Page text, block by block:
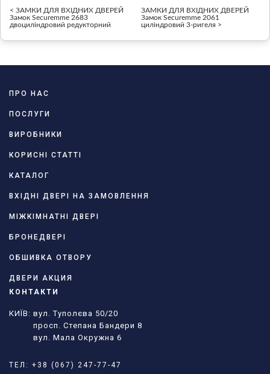
< ЗАМКИ ДЛЯ ВХІДНИХ ДВЕРЕЙ
Замок Securemme 2683
двоциліндровий редукторний
ЗАМКИ ДЛЯ ВХІДНИХ ДВЕРЕЙ
Замок Securemme 2061
циліндровий 3-ригеля >
ПРО НАС
ПОСЛУГИ
ВИРОБНИКИ
КОРИСНІ СТАТТІ
КАТАЛОГ
ВХІДНІ ДВЕРІ НА ЗАМОВЛЕННЯ
МІЖКІМНАТНІ ДВЕРІ
БРОНЕДВЕРІ
ОБШИВКА ОТВОРУ
ДВЕРИ АКЦИЯ
КОНТАКТИ
КИЇВ: вул. Туполєва 50/20
просп. Степана Бандери 8
вул. Мала Окружна 6
ТЕЛ: +38 (067) 247-77-47